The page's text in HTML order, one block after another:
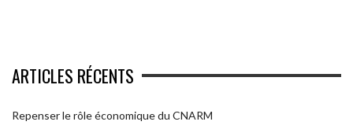
ARTICLES RÉCENTS
Repenser le rôle économique du CNARM